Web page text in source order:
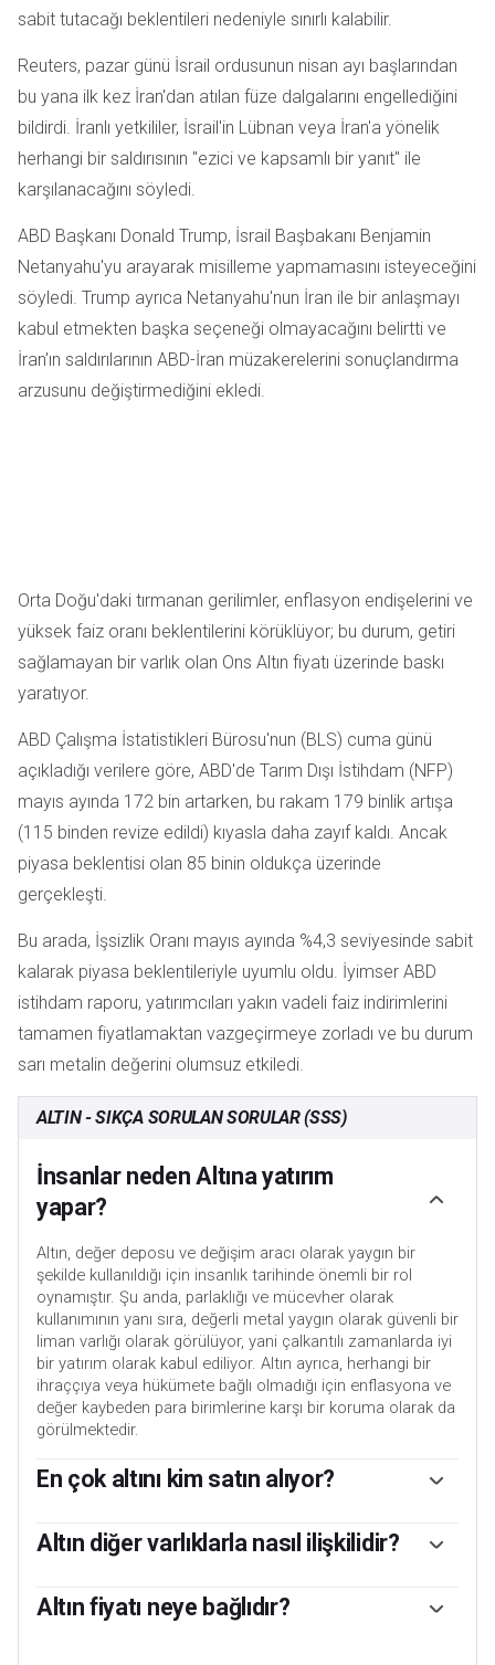
sabit tutacağı beklentileri nedeniyle sınırlı kalabilir.
Reuters, pazar günü İsrail ordusunun nisan ayı başlarından
bu yana ilk kez İran'dan atılan füze dalgalarını engellediğini
bildirdi. İranlı yetkililer, İsrail'in Lübnan veya İran'a yönelik
herhangi bir saldırısının "ezici ve kapsamlı bir yanıt" ile
karşılanacağını söyledi.
ABD Başkanı Donald Trump, İsrail Başbakanı Benjamin
Netanyahu'yu arayarak misilleme yapmamasını isteyeceğini
söyledi. Trump ayrıca Netanyahu'nun İran ile bir anlaşmayı
kabul etmekten başka seçeneği olmayacağını belirtti ve
İran'ın saldırılarının ABD-İran müzakerelerini sonuçlandırma
arzusunu değiştirmediğini ekledi.
Orta Doğu'daki tırmanan gerilimler, enflasyon endişelerini ve
yüksek faiz oranı beklentilerini körüklüyor; bu durum, getiri
sağlamayan bir varlık olan Ons Altın fiyatı üzerinde baskı
yaratıyor.
ABD Çalışma İstatistikleri Bürosu'nun (BLS) cuma günü
açıkladığı verilere göre, ABD'de Tarım Dışı İstihdam (NFP)
mayıs ayında 172 bin artarken, bu rakam 179 binlik artışa
(115 binden revize edildi) kıyasla daha zayıf kaldı. Ancak
piyasa beklentisi olan 85 binin oldukça üzerinde
gerçekleşti.
Bu arada, İşsizlik Oranı mayıs ayında %4,3 seviyesinde sabit
kalarak piyasa beklentileriyle uyumlu oldu. İyimser ABD
istihdam raporu, yatırımcıları yakın vadeli faiz indirimlerini
tamamen fiyatlamaktan vazgeçirmeye zorladı ve bu durum
sarı metalin değerini olumsuz etkiledi.
ALTIN - SIKÇA SORULAN SORULAR (SSS)
İnsanlar neden Altına yatırım
yapar?
Altın, değer deposu ve değişim aracı olarak yaygın bir
şekilde kullanıldığı için insanlık tarihinde önemli bir rol
oynamıştır. Şu anda, parlaklığı ve mücevher olarak
kullanımının yanı sıra, değerli metal yaygın olarak güvenli bir
liman varlığı olarak görülüyor, yani çalkantılı zamanlarda iyi
bir yatırım olarak kabul ediliyor. Altın ayrıca, herhangi bir
ihraççıya veya hükümete bağlı olmadığı için enflasyona ve
değer kaybeden para birimlerine karşı bir koruma olarak da
görülmektedir.
En çok altını kim satın alıyor?
bankaları, çalkantılı dönemlerde para birimlerini
desteklemek amacıyla rezervlerini çeşitlendirme ve
için Altın satın alma eğilimindedir. Yüksek Altın rezervleri bir
ülkenin ödeme gücü için güven kaynağı olabilir. Dünya Altın
Altın diğer varlıklarla nasıl ilişkilidir?
olan ABD Doları ve ABD Hazine tahvilleri ile ters bir
korelasyona sahiptir. Dolar değer kaybettiğinde, Altın
Altın fiyatı neye bağlıdır?